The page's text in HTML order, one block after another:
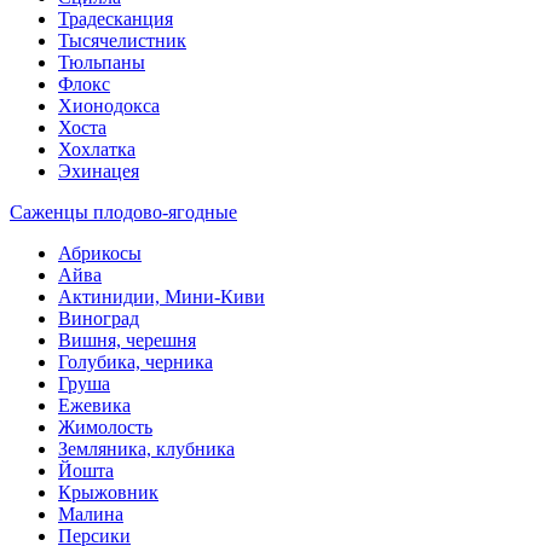
Традесканция
Тысячелистник
Тюльпаны
Флокс
Хионодокса
Хоста
Хохлатка
Эхинацея
Саженцы плодово-ягодные
Абрикосы
Айва
Актинидии, Мини-Киви
Виноград
Вишня, черешня
Голубика, черника
Груша
Ежевика
Жимолость
Земляника, клубника
Йошта
Крыжовник
Малина
Персики